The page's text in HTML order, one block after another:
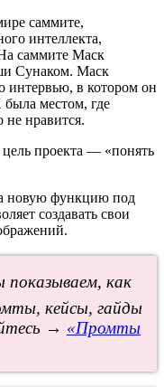
саммите,
интеллекта,
саммите Маск
Сунаком. Маск
интервью, в котором он
была местом, где
не нравится.
проекта — «понять
новую функцию под
создавать свои
показываем, как
кейсы, гайды
→ «Промты